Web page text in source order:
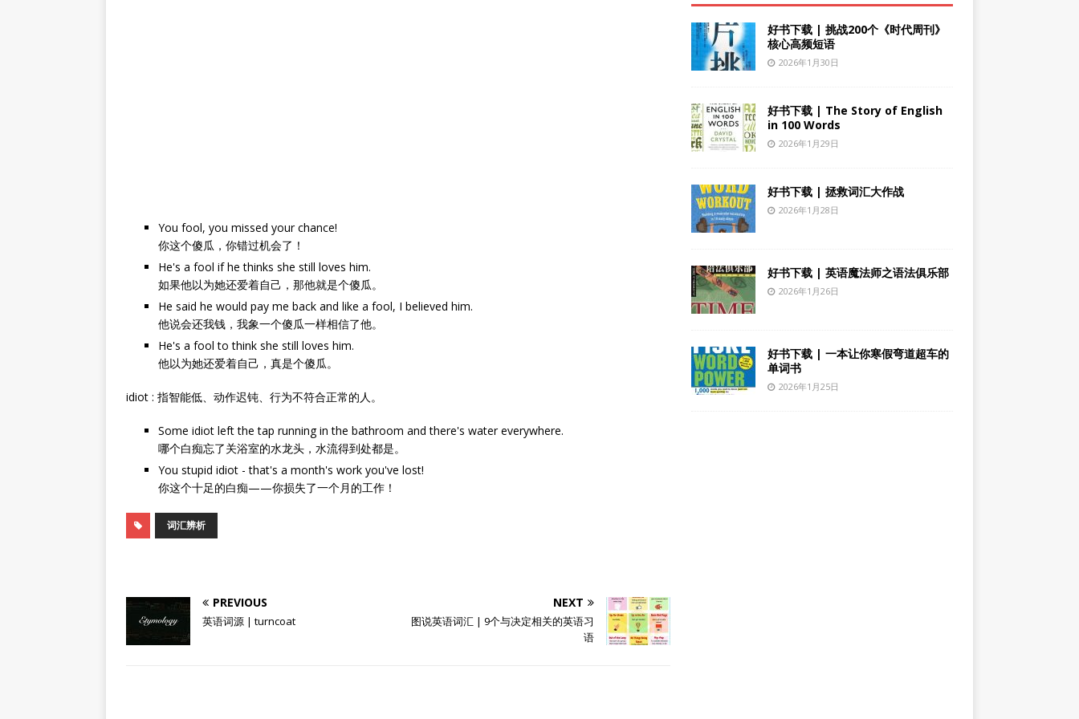
You fool, you missed your chance!
你这个傻瓜，你错过机会了！
He's a fool if he thinks she still loves him.
如果他以为她还爱着自己，那他就是个傻瓜。
He said he would pay me back and like a fool, I believed him.
他说会还我钱，我象一个傻瓜一样相信了他。
He's a fool to think she still loves him.
他以为她还爱着自己，真是个傻瓜。
idiot : 指智能低、动作迟钝、行为不符合正常的人。
Some idiot left the tap running in the bathroom and there's water everywhere.
哪个白痴忘了关浴室的水龙头，水流得到处都是。
You stupid idiot - that's a month's work you've lost!
你这个十足的白痴——你损失了一个月的工作！
词汇辨析
PREVIOUS
英语词源 | turncoat
NEXT
图说英语词汇 | 9个与决定相关的英语习
语
好书下载 | 挑战200个《时代周刊》
核心高频短语
2026年1月30日
好书下载 | The Story of English
in 100 Words
2026年1月29日
好书下载 | 拯救词汇大作战
2026年1月28日
好书下载 | 英语魔法师之语法俱乐部
2026年1月26日
好书下载 | 一本让你寒假弯道超车的
单词书
2026年1月25日